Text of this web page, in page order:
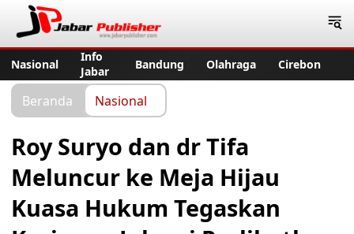
Nasional
Info
Jabar
Bandung Olahraga Cirebon
Beranda Nasional
Roy Suryo dan dr Tifa
Meluncur ke Meja Hijau
Kuasa Hukum Tegaskan